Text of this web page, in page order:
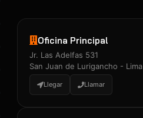
Oficina Principal
Jr. Las Adelfas 531
San Juan de Lurigancho - Lima
Llegar Llamar